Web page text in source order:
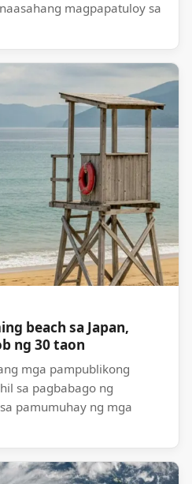
magpapatuloy sa
beach sa Japan,
ng 30 taon
mga pampublikong
sa pagbabago ng
pamumuhay ng mga